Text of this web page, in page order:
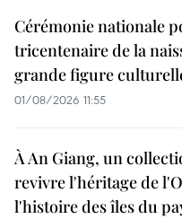
Cérémonie nationale
tricentenaire de la
grande figure
01/08/2026 11:55
À An Giang, un
revivre l'héritage de
l'histoire des îles du